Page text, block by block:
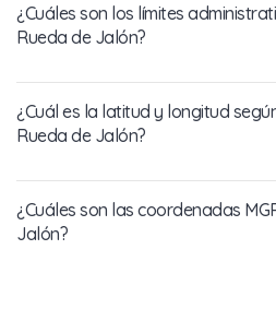
¿Cuáles son los límites
Rueda de Jalón?
¿Cuál es la latitud y longitud
Rueda de Jalón?
¿Cuáles son las coordenadas
Jalón?